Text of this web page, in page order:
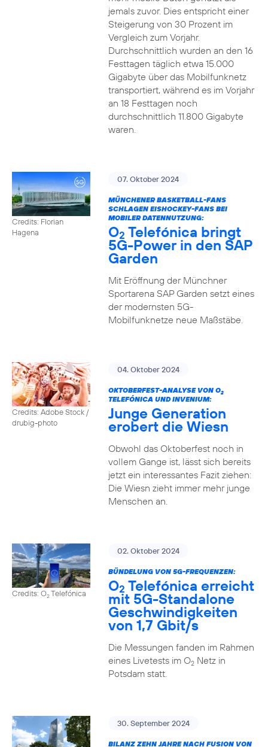
jemals zuvor. Dies entspricht einer
Steigerung von 30 Prozent im
Vergleich zum Vorjahr.
Durchschnittlich wurden an den 16
Festtagen täglich etwa 15.000
Gigabyte über das Mobilfunknetz
transportiert, während es im Vorjahr
an 18 Festtagen noch
durchschnittlich 11.800 Gigabyte
waren.
Credits: Florian
Hagena
07. Oktober 2024
MÜNCHENER BASKETBALL-FANS
SCHLAGEN EISHOCKEY-FANS BEI
MOBILER DATENNUTZUNG:
O2 Telefónica bringt
5G-Power in den SAP
Garden
Mit Eröffnung der Münchner
Sportarena SAP Garden setzt eines
der modernsten 5G-
Mobilfunknetze neue Maßstäbe.
Credits: Adobe Stock /
drubig-photo
04. Oktober 2024
OKTOBERFEST-ANALYSE VON O2
TELEFÓNICA UND INVENIUM:
Junge Generation
erobert die Wiesn
Obwohl das Oktoberfest noch in
vollem Gange ist, lässt sich bereits
jetzt ein interessantes Fazit ziehen:
Die Wiesn zieht immer mehr junge
Menschen an.
Credits: O2Telefónica
02. Oktober 2024
BÜNDELUNG VON 5G-FREQUENZEN:
O2 Telefónica erreicht
mit 5G-Standalone
Geschwindigkeiten
von 1,7 Gbit/s
Die Messungen fanden im Rahmen
eines Livetests im O2Netz in
Potsdam statt.
30. September 2024
BILANZ ZEHN JAHRE NACH FUSION VON